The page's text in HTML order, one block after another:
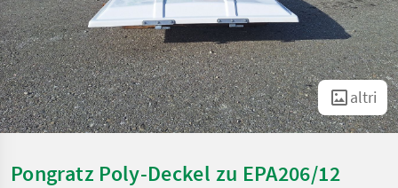
altri
Pongratz Poly-Deckel zu EPA206/12